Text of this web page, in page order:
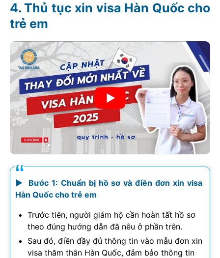
Thủ tục xin visa Hàn Quốc cho
trẻ em
► Bước 1: Chuẩn bị hồ sơ và điền đơn xin visa
Hàn Quốc cho trẻ em
Trước tiên, người giám hộ cần hoàn tất hồ sơ
theo đúng hướng dẫn đã nêu ở phần trên.
Sau đó, điền đầy đủ thông tin vào mẫu đơn xin
visa thăm thân Hàn Quốc, đảm bảo thông tin